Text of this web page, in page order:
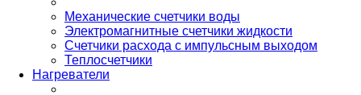
Механические счетчики воды
Электромагнитные счетчики жидкости
Счетчики расхода с импульсным выходом
Теплосчетчики
Нагреватели